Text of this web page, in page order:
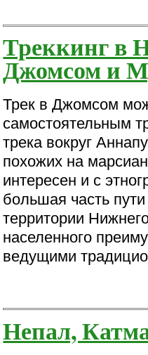
Треккинг в
Джомсом и
Трек в Джомсом
самостоятельным
трека вокруг
похожих на
интересен и с
большая часть
территории
населенного
ведущими
Непал,